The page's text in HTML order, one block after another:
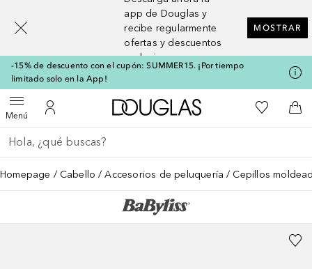
app de Douglas y
recibe regularmente
ofertas y descuentos
exclusivos
MOSTRAR
-15% de descuento con el cupón: SUMMER15. ¡Por tiempo
limitado solo en la App!
MenúAbrir menúMi cuenta
A Douglas HomeMi lista de
A
Regresar
Ejecutar búsqueda
Homepage Cabello Accesorios de peluquería Cepillos
[navigation.slideout.screenreader]